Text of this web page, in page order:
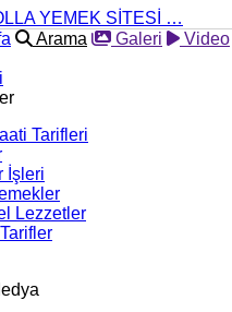
Arama Galeri Video
Tarifleri
İşleri
Lezzetler